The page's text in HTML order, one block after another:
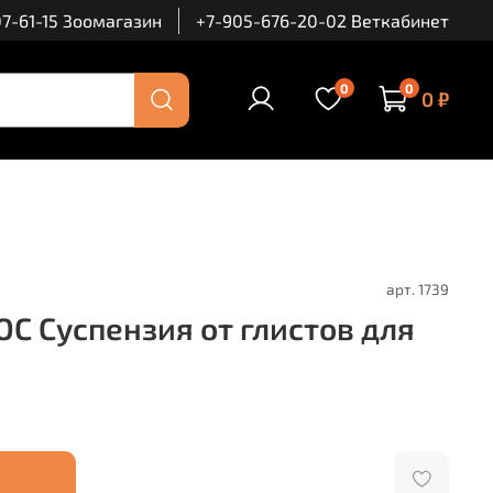
61-15 Зоомагазин +7-905-676-20-02 Веткабинет
0 0 0 ₽
арт. 1739
от глистов для